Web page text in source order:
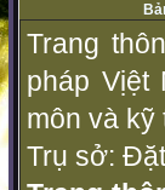
Trang
pháp Vịệt
môn và kỹ
Trụ sở: